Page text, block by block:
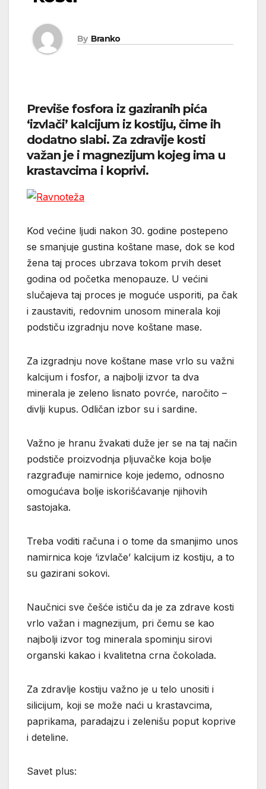
By Branko
Previše fosfora iz gaziranih pića
‘izvlači’ kalcijum iz kostiju, čime ih
dodatno slabi. Za zdravije kosti
važan je i magnezijum kojeg ima u
krastavcima i koprivi.
Kod većine ljudi nakon 30. godine postepeno
se smanjuje gustina koštane mase, dok se kod
žena taj proces ubrzava tokom prvih deset
godina od početka menopauze. U većini
slučajeva taj proces je moguće usporiti, pa čak
i zaustaviti, redovnim unosom minerala koji
podstiču izgradnju nove koštane mase.
Za izgradnju nove koštane mase vrlo su važni
kalcijum i fosfor, a najbolji izvor ta dva
minerala je zeleno lisnato povrće, naročito –
divlji kupus. Odličan izbor su i sardine.
Važno je hranu žvakati duže jer se na taj način
podstiče proizvodnja pljuvačke koja bolje
razgrađuje namirnice koje jedemo, odnosno
omogućava bolje iskorišćavanje njihovih
sastojaka.
Treba voditi računa i o tome da smanjimo unos
namirnica koje ‘izvlače’ kalcijum iz kostiju, a to
su gazirani sokovi.
Naučnici sve češće ističu da je za zdrave kosti
vrlo važan i magnezijum, pri čemu se kao
najbolji izvor tog minerala spominju sirovi
organski kakao i kvalitetna crna čokolada.
Za zdravlje kostiju važno je u telo unositi i
silicijum, koji se može naći u krastavcima,
paprikama, paradajzu i zelenišu poput koprive
i deteline.
Savet plus: